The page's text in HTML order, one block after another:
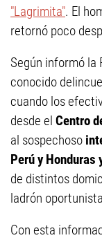
"Lagrimita". El
retornó poco
Según informó la
conocido
cuando los
desde el Centro
al sospechoso
Perú y
de distintos
ladrón
Con esta